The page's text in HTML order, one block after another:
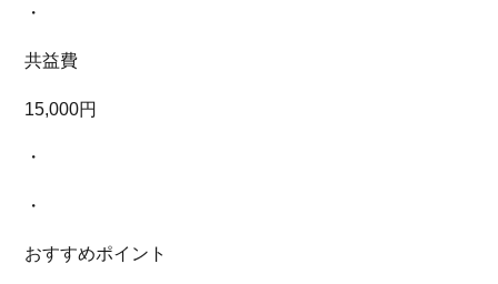
・
共益費
15,000円
・
・
おすすめポイント